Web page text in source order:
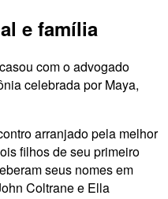
e família
com o advogado
celebrada por Maya,
arranjado pela melhor
filhos de seu primeiro
seus nomes em
Coltrane e Ella